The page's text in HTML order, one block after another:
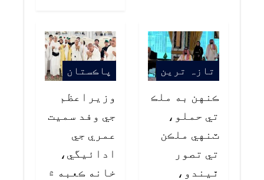
تازہ ترین
ڪنهن به ملڪ
تي حملو،
ٽنهي ملڪن
تي تصور
ٿيندو،
پاڪستان
وزيراعظم
جي وفد سميت
عمري جي
ادائيگي،
خانه ڪعبه ۾